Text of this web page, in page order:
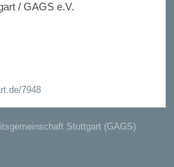
/ GAGS e.V.
7948
Stuttgart (GAGS)